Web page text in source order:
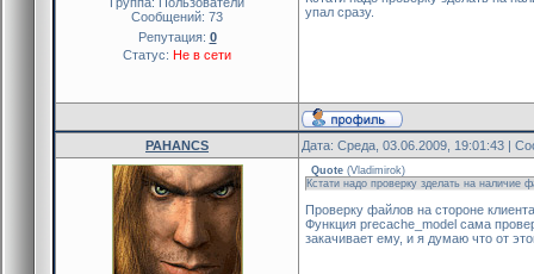
Сообщений: 73
Репутация: 0
Статус: Не в сети
упал сразу.
PAHANCS Дата: Среда, 03.06.2009, 19:01:43 |
Quote (Vladimirok)
Кстати надо проверку зделать на наличие
Проверку файлов на стороне
Функция precache_model сама
закачивает ему, и я думаю что от